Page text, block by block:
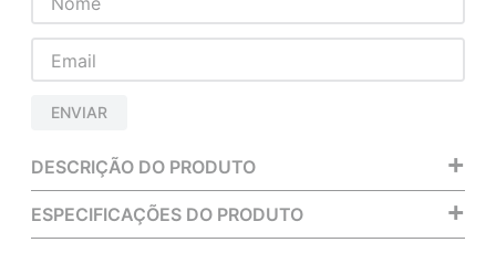
ENVIAR
DESCRIÇÃO DO PRODUTO +
ESPECIFICAÇÕES DO PRODUTO +